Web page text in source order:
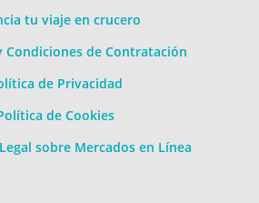
tu viaje en crucero
Condiciones de Contratación
de Privacidad
de Cookies
sobre Mercados en Línea